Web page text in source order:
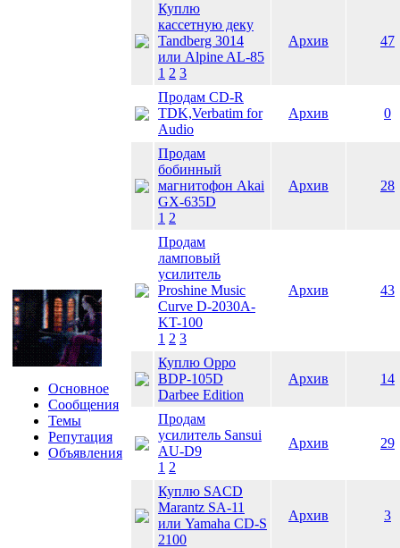
Основное
Сообщения
Темы
Репутация
Объявления
Куплю
кассетную деку
Tandberg 3014
или Alpine AL-85
1 2 3
Архив 47
Продам CD-R
TDK,Verbatim for
Audio
Архив 0
Продам
бобинный
магнитофон Akai
GX-635D
1 2
Архив 28
Продам
ламповый
усилитель
Proshine Music
Curve D-2030A-
KT-100
1 2 3
Архив 43
Куплю Oppo
BDP-105D
Darbee Edition
Архив 14
Продам
усилитель Sansui
AU-D9
1 2
Архив 29
Куплю SACD
Marantz SA-11
или Yamaha CD-S
2100
Архив 3